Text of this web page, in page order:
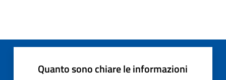
Quanto sono chiare le informazioni